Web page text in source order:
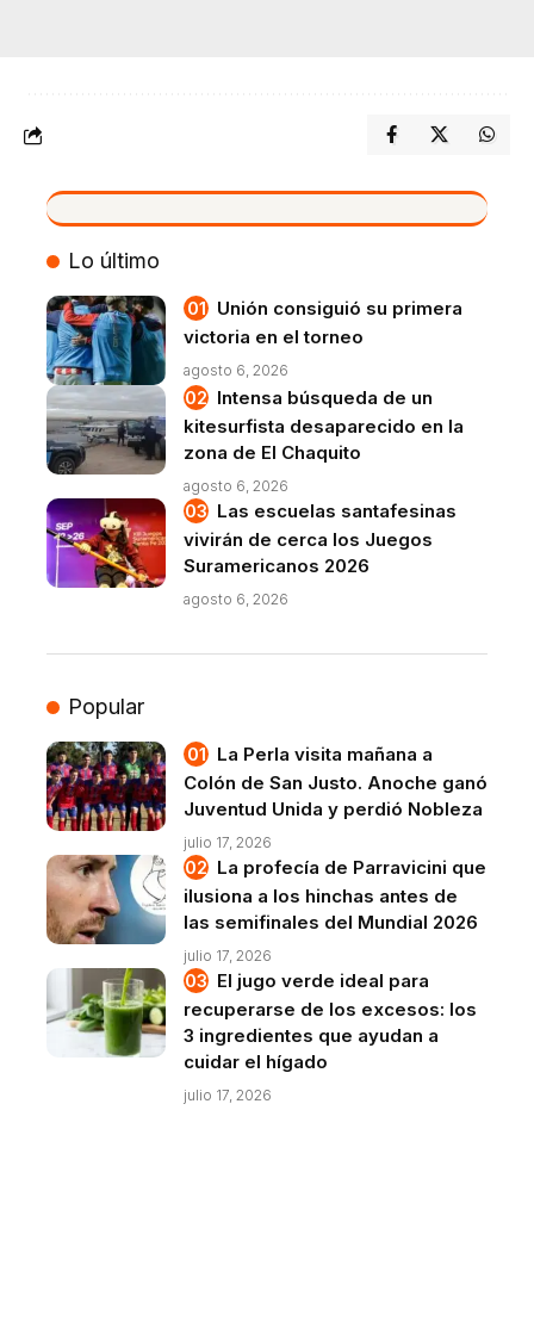
VIVO
Lo último
Unión consiguió su primera
victoria en el torneo
agosto 6, 2026
Intensa búsqueda de un
kitesurfista desaparecido en la
zona de El Chaquito
agosto 6, 2026
Las escuelas santafesinas
vivirán de cerca los Juegos
Suramericanos 2026
agosto 6, 2026
Popular
La Perla visita mañana a
Colón de San Justo. Anoche ganó
Juventud Unida y perdió Nobleza
julio 17, 2026
La profecía de Parravicini que
ilusiona a los hinchas antes de
las semifinales del Mundial 2026
julio 17, 2026
El jugo verde ideal para
recuperarse de los excesos: los
3 ingredientes que ayudan a
cuidar el hígado
julio 17, 2026